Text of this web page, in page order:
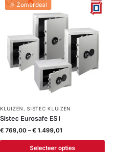
🌞 Zomerdeal
KLUIZEN ,SISTEC KLUIZEN
Sistec Eurosafe ES I
€ 769,00 – € 1.499,01
Selecteer opties